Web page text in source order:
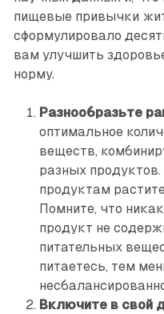
пищевые привычки
сформулировало
вам улучшить
норму.
Разнообразьте
оптимальное
веществ,
разных
продуктам
Помните, что
продукт не
питательных
питаетесь, тем
Включите в свой